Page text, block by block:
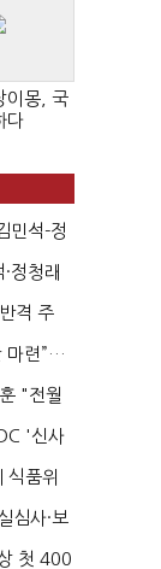
이몽, 국
다
민석-정
정청래
격 주
마련”…
"전월
'신사
식품위
심사·보
첫 400